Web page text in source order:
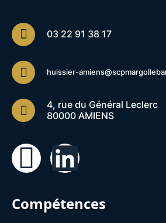
03 22 91 38 17
huissier-
4, rue du Général Leclerc
80000 AMIENS
Compétences